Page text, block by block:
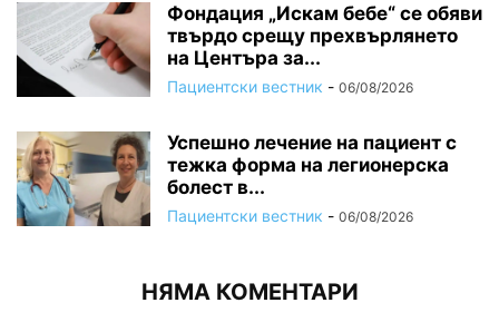
Фондация „Искам бебе“ се обяви
твърдо срещу прехвърлянето
на Центъра за...
Пациентски вестник - 06/08/2026
Успешно лечение на пациент с
тежка форма на легионерска
болест в...
Пациентски вестник - 06/08/2026
НЯМА КОМЕНТАРИ